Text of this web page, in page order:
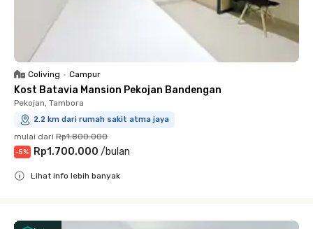
Coliving • Campur
Kost Batavia Mansion Pekojan Bandengan
Pekojan, Tambora
2.2 km dari rumah sakit atma jaya
mulai dari Rp1.800.000
-5% Rp1.700.000 /bulan
Lihat info lebih banyak